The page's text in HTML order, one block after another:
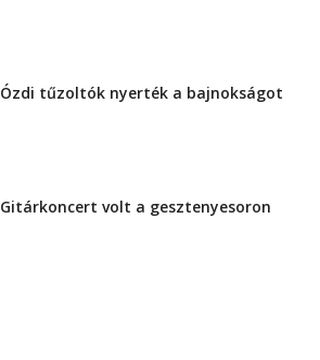
Ózdi tűzoltók nyerték a bajnokságot
Gitárkoncert volt a gesztenyesoron